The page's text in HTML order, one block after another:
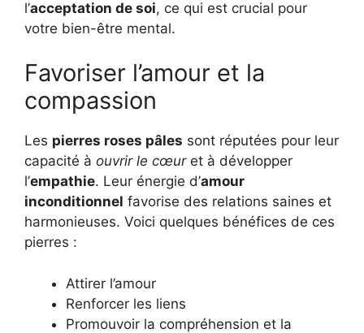
l’acceptation de soi, ce qui est crucial pour
votre bien-être mental.
Favoriser l’amour et la
compassion
Les pierres roses pâles sont réputées pour leur
capacité à ouvrir le cœuret à développer
l’empathie. Leur énergie d’amour
inconditionnel favorise des relations saines et
harmonieuses. Voici quelques bénéfices de ces
pierres :
Attirer l’amour
Renforcer les liens
Promouvoir la compréhension et la